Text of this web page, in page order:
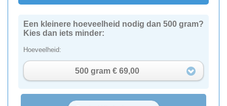
Een kleinere hoeveelheid nodig dan 500 gram?
Kies dan iets minder:
Hoeveelheid:
500 gram € 69,00